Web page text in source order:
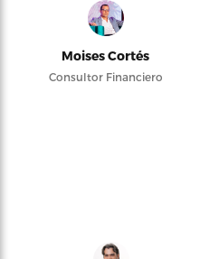
Moises Cortés
Consultor Financiero